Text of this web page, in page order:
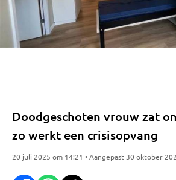
Doodgeschoten vrouw zat
zo werkt een crisisopvang
20 juli 2025 om 14:21 • Aangepast 30 oktober